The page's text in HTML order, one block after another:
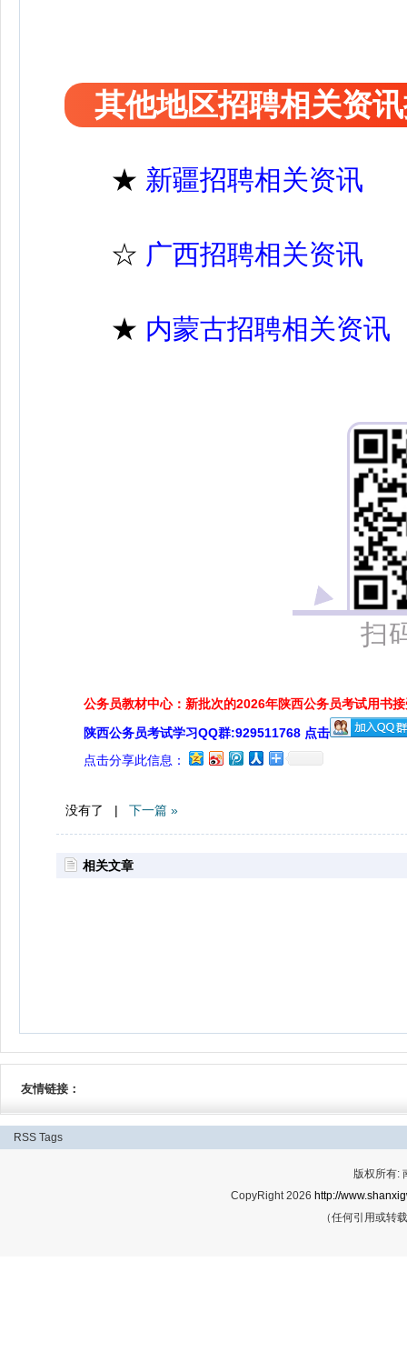
其他地区招聘相关资
★ 新疆招聘相关资讯
☆ 广西招聘相关资讯
★ 内蒙古招聘相关资讯
扫
公务员教材中心：新批次的2026年陕西公务员考试用书
陕西公务员考试学习QQ群:929511768 点击
点击分享此信息：
没有了 | 下一篇 »
相关文章
友情链接：
RSS Tags
版权所有:
CopyRight 2026 http://
（任何引用或转